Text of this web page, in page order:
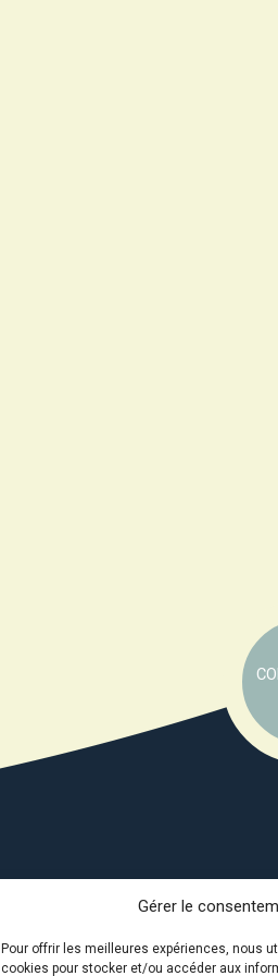
Gérer le
Pour offrir les meilleures expériences, nous
cookies pour stocker et/ou accéder aux
Avec le soutien de :